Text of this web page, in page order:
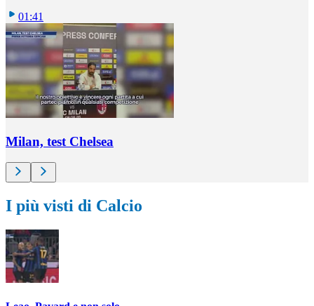
01:41
Milan, test Chelsea
I più visti di Calcio